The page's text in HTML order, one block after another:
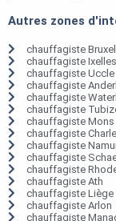
Autres zones
chauffagiste
chauffagiste Ixelles
chauffagiste Uccle
chauffagiste
chauffagiste
chauffagiste
chauffagiste Mons
chauffagiste
chauffagiste
chauffagiste
chauffagiste
chauffagiste Ath
chauffagiste Liège
chauffagiste Arlon
chauffagiste